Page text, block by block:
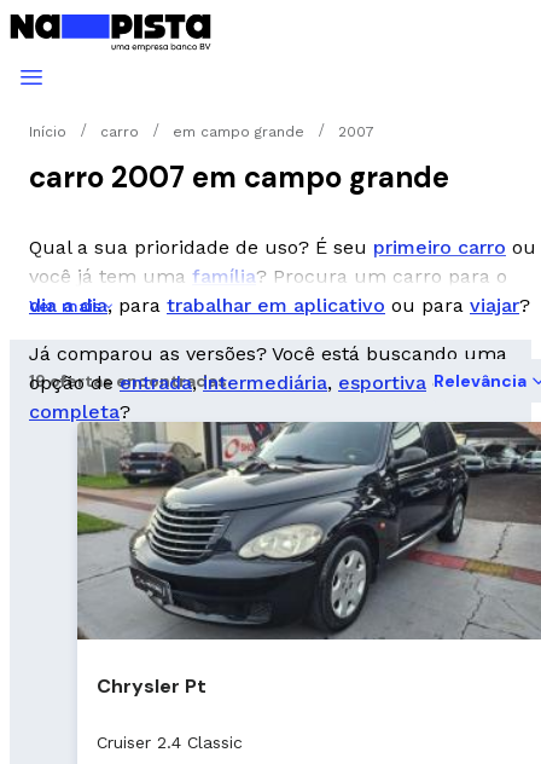
Início carro em campo grande 2007
carro 2007 em campo grande
Qual a sua prioridade de uso? É seu primeiro carro ou
você já tem uma família? Procura um carro para o
dia a dia, para trabalhar em aplicativo ou para viajar?
Já comparou as versões? Você está buscando uma
opção deentrada,intermediária, esportiva ou
completa?
Ver mais
19 ofertas encontradas Relevância
Chrysler Pt
Cruiser 2.4 Classic